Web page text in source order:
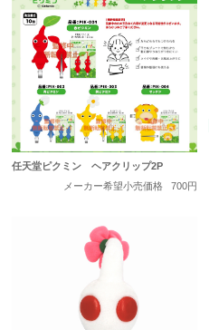
任天堂ピクミン ヘアクリップ2P
メーカー希望小売価格
700円